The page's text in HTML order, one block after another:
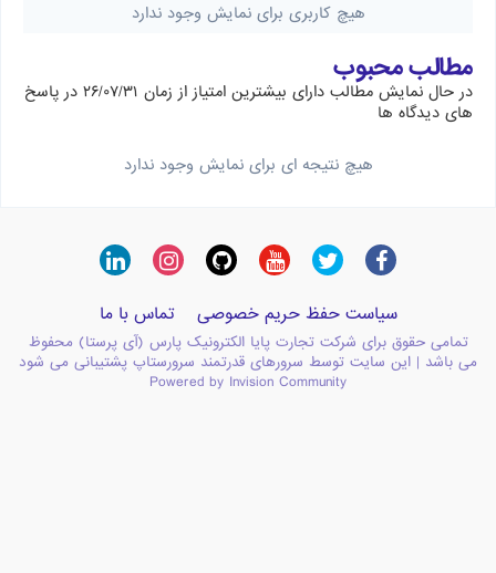
هیچ کاربری برای نمایش وجود ندارد
مطالب محبوب
در حال نمایش مطالب دارای بیشترین امتیاز از زمان ۲۶/۰۷/۳۱ در پاسخ
های دیدگاه ها
هیچ نتیجه ای برای نمایش وجود ندارد
سیاست حفظ حریم خصوصی تماس با ما
تمامی حقوق برای شرکت تجارت پایا الکترونیک پارس (آی پرستا) محفوظ
می باشد | این سایت توسط سرورهای قدرتمند سرورستاپ پشتیبانی می شود
Powered by Invision Community